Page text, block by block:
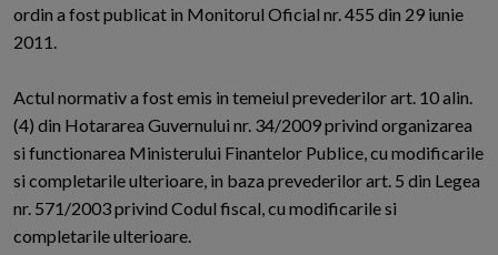
ordin a fost publicat in Monitorul Oficial nr. 455 din 29 iunie
2011.
Actul normativ a fost emis in temeiul prevederilor art. 10 alin.
(4) din Hotararea Guvernului nr. 34/2009 privind organizarea
si functionarea Ministerului Finantelor Publice, cu modificarile
si completarile ulterioare, in baza prevederilor art. 5 din Legea
nr. 571/2003 privind Codul fiscal, cu modificarile si
completarile ulterioare.